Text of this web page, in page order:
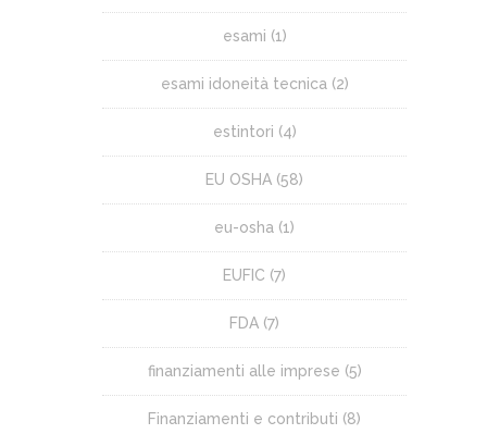
esami (1)
esami idoneità tecnica(2)
estintori (4)
EU OSHA (58)
eu-osha (1)
EUFIC (7)
FDA (7)
finanziamenti alle imprese (5)
Finanziamenti e contributi (8)